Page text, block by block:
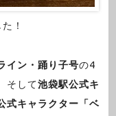
！
イン・踊り子号の4
、そして池袋駅公式キ
式キャラクター「ベ